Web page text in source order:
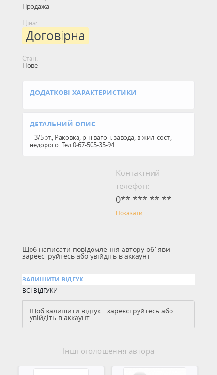
Продажа
Ціна:
Договірна
Стан:
Нове
ДОДАТКОВІ ХАРАКТЕРИСТИКИ
ДЕТАЛЬНИЙ ОПИС
3/5 эт., Раковка, р-н вагон. завода, в жил. сост.,
недорого. Тел.0-67-505-35-94.
Контактний
телефон:
0** *** ** **
Показати
Щоб написати повідомлення автору об`яви -
зареєструйтесь або увійдіть в аккаунт
ЗАЛИШИТИ ВІДГУК
ВСІ ВІДГУКИ
Щоб залишити відгук - зареєструйтесь або
увійдіть в аккаунт
Інші оголошення автора